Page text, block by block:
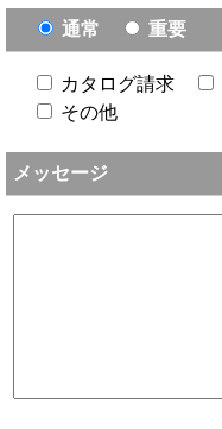
通常 重要
カタログ請求
その他
メッセージ